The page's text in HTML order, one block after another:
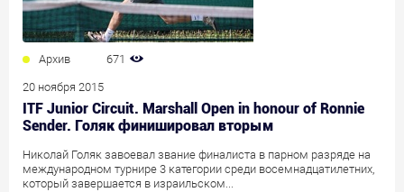
Архив 671
20 ноября 2015
ITF Junior Circuit. Marshall Open in honour of Ronnie
Sender. Голяк финишировал вторым
Николай Голяк завоевал звание финалиста в парном разряде на
международном турнире 3 категории среди восемнадцатилетних,
который завершается в израильском...